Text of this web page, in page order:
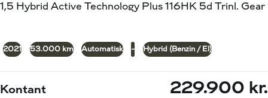
1,5 Hybrid Active Technology Plus 116HK 5d Trinl. Gear
+32
2021 53.000 km Automatisk - Hybrid (Benzin / El)
Kontant 229.900 kr.